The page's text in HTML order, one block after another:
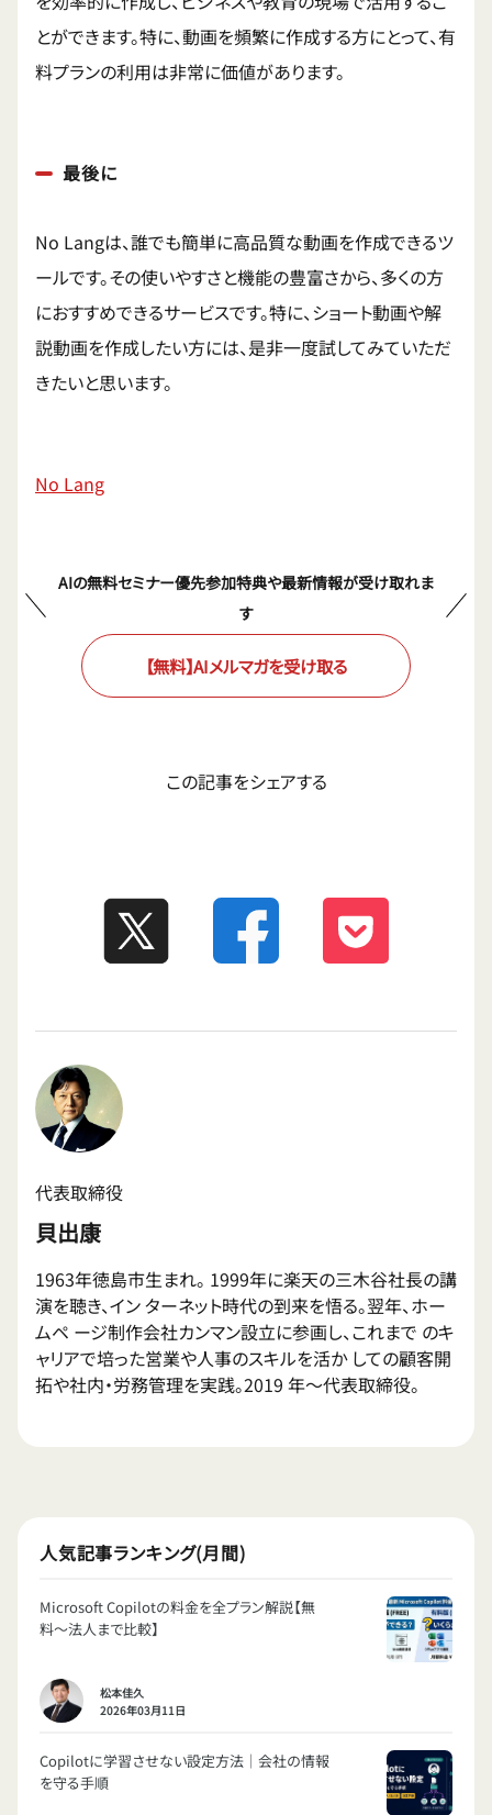
とができます。特に、動画を頻繁に作成する方にとって、有
料プランの利用は非常に価値があります。
最後に
No Langは、誰でも簡単に高品質な動画を作成できるツ
ールです。その使いやすさと機能の豊富さから、多くの方
におすすめできるサービスです。特に、ショート動画や解
説動画を作成したい方には、是非一度試してみていただ
きたいと思います。
No Lang
AIの無料セミナー優先参加特典や最新情報が受け取れま
す
【無料】AIメルマガを受け取る
この記事をシェアする
代表取締役
貝出康
1963年徳島市生まれ。 1999年に楽天の三木谷社長の講
演を聴き、イン ターネット時代の到来を悟る。翌年、ホー
ムペ ージ制作会社カンマン設立に参画し、これまで のキ
ャリアで培った営業や人事のスキルを活か しての顧客開
拓や社内・労務管理を実践。2019 年〜代表取締役。
人気記事ランキング(月間)
Microsoft Copilotの料金を全プラン解説【無
料〜法人まで比較】
松本佳久
2026年03月11日
Copilotに学習させない設定方法｜会社の情報
を守る手順